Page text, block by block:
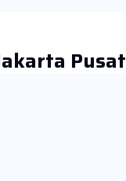
Pusat